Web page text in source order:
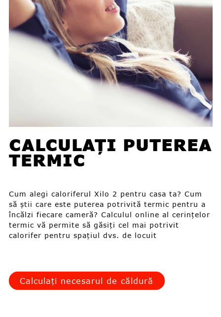
CALCULAȚI PUTEREA
TERMIC
Cum alegi caloriferul Xilo 2 pentru casa ta? Cum
să știi care este puterea potrivită termic pentru a
încălzi fiecare cameră? Calculul online al cerințelor
termic vă permite să găsiți cel mai potrivit
calorifer pentru spațiul dvs. de locuit
Calculați necesarul de căldură